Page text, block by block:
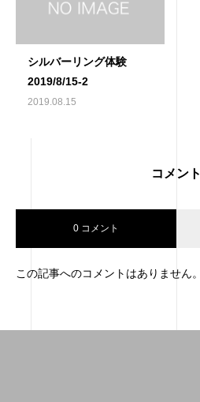
シルバーリング体験
2019/8/15-2
2019.08.15
コメント
0 コメント
この記事へのコメントはありません。